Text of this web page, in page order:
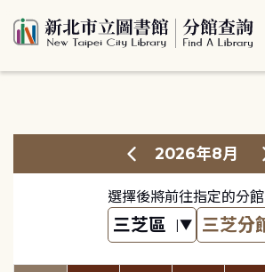
2026年8月
選擇後將前往指定的分館